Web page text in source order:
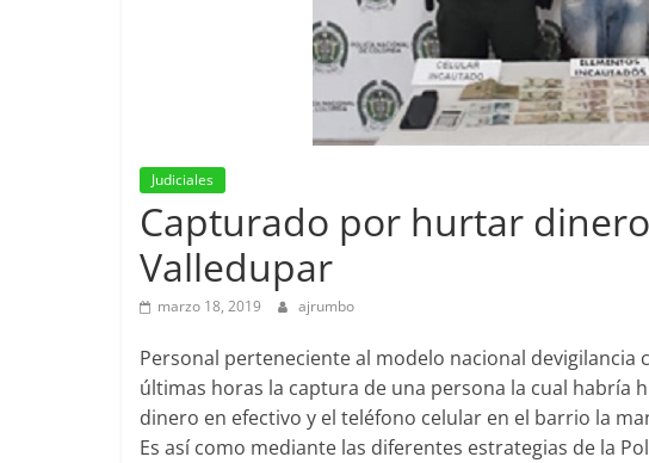
Judiciales
Capturado por hurtar
Valledupar
marzo 18, 2019 ajrumbo
Personal perteneciente al modelo nacional
últimas horas la captura de una persona la cual habría
dinero en efectivo y el teléfono celular en el barrio la
Es así como mediante las diferentes estrategias de la